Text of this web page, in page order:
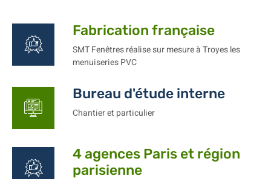
Fabrication française
SMT Fenêtres réalise sur mesure à Troyes les
menuiseries PVC
Bureau d'étude interne
Chantier et particulier
4 agences Paris et région
parisienne